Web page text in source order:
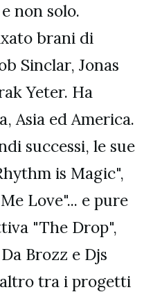
non solo.
brani di
Sinclar, Jonas
Yeter. Ha
Asia ed America.
successi, le sue
is Magic",
Love"... e pure
"The Drop",
Brozz e Djs
tra i progetti